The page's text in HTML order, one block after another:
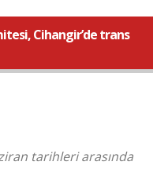
Cihangir’de trans
tarihleri arasında